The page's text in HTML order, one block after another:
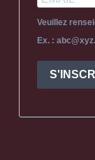
Veuillez
Ex. :